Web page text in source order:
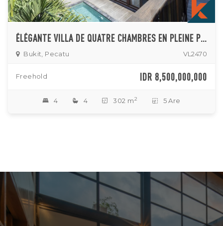
ÉLÉGANTE VILLA DE QUATRE CHAMBRES EN PLEINE PROPRIÉTÉ À VENDRE À PECATU
Bukit, Pecatu VL2470
Freehold IDR 8,500,000,000
4 4 302 m 2 5 Are